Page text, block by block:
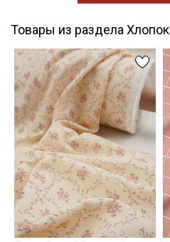
Товары из раздела Хлопок